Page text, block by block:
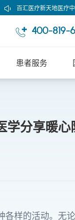
百汇医疗新天地医疗
400-819-
患者服务
分享暖
样的活动。无